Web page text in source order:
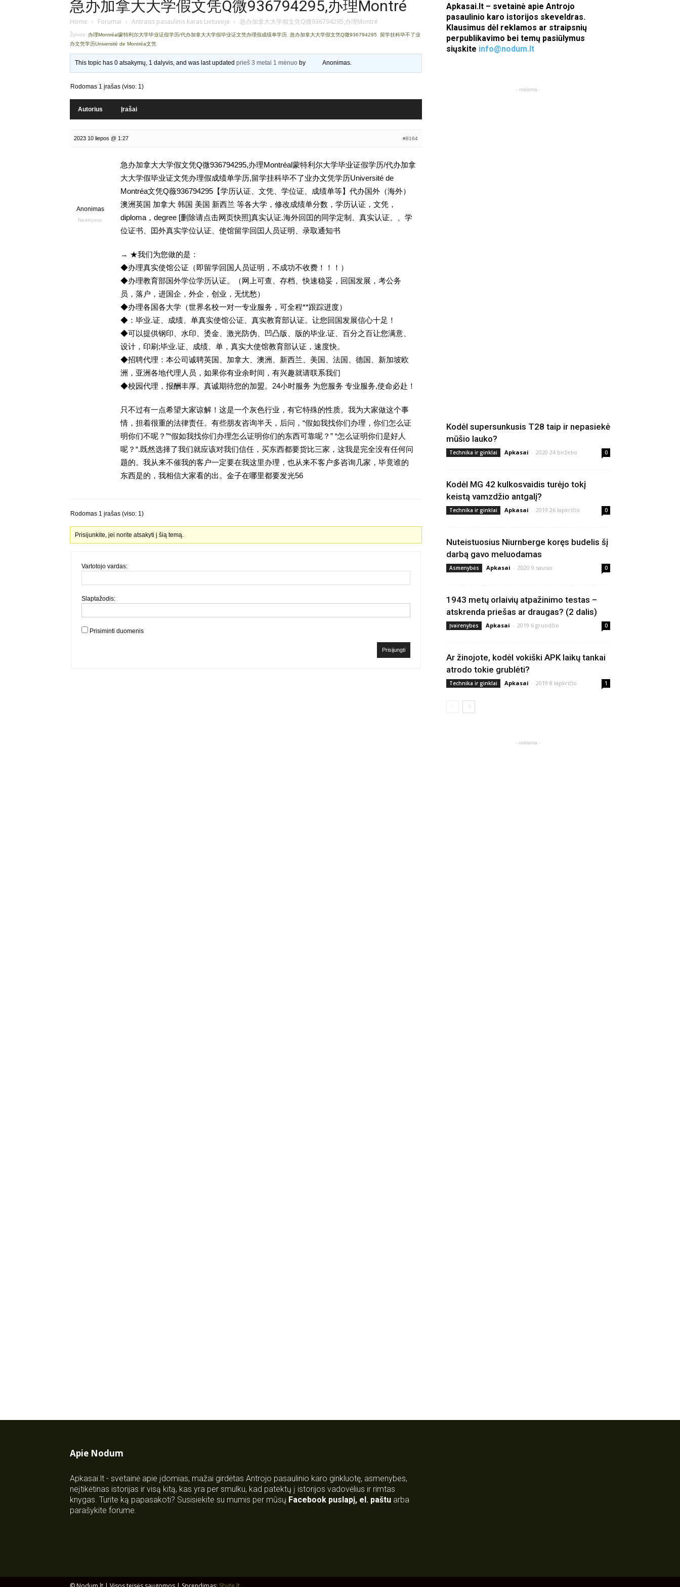
Apkasai.lt
急办加拿大大学假文凭Q微936794295,办理Montré
Home › Forumai › Antrasis pasaulinis karas Lietuvoje › 急办加拿大大学假文凭Q微936794295,办理Montré
Žymos: 办理Montréal蒙特利尔大学毕业证假学历/代办加拿大大学假毕业证文凭办理假成绩单学历 急办加拿大大学假文凭Q微936794295
留学挂科毕不了业
办文凭学历Université de Montréa文凭
This topic has 0 atsakymų, 1 dalyvis, and was last updatedprieš 3 metai 1 mėnuo by Anonimas.
Rodomas 1 įrašas (viso: 1)
Autorius Įrašai
2023 10 liepos @ 1:27 #8164
Anonimas
Neaktyvus
急办加拿大大学假文凭Q微936794295,办理Montréal蒙特利尔大学毕业证假学历/代办加拿
大大学假毕业证文凭办理假成绩单学历,留学挂科毕不了业办文凭学历Université de
Montréa文凭Q薇936794295【学历认证、文凭、学位证、成绩单等】代办国外（海外）
澳洲英国 加拿大 韩国 美国 新西兰 等各大学，修改成绩单分数，学历认证，文凭，
diploma，degree [删除请点击网页快照]真实认证.海外回囯的同学定制、真实认证、、学
位证书、囯外真实学位认证、使馆留学回囯人员证明、录取通知书
→ ★我们为您做的是：
◆办理真实使馆公证（即留学回国人员证明，不成功不收费！！！）
◆办理教育部国外学位学历认证。（网上可查、存档、快速稳妥，回国发展，考公务
员，落户，进国企，外企，创业，无忧愁）
◆办理各国各大学（世界名校一对一专业服务，可全程**跟踪进度）
◆：毕业.证、成绩、单真实使馆公证、真实教育部认证。让您回国发展信心十足！
◆可以提供钢印、水印、烫金、激光防伪、凹凸版、版的毕业.证、百分之百让您满意、
设计，印刷;毕业.证、成绩、单，真实大使馆教育部认证，速度快。
◆招聘代理：本公司诚聘英国、加拿大、澳洲、新西兰、美国、法国、德国、新加坡欧
洲，亚洲各地代理人员，如果你有业余时间，有兴趣就请联系我们
◆校园代理，报酬丰厚。真诚期待您的加盟。24小时服务 为您服务 专业服务,使命必赴！
只不过有一点希望大家谅解！这是一个灰色行业，有它特殊的性质。我为大家做这个事
情，担着很重的法律责任。有些朋友咨询半天，后问，“假如我找你们办理，你们怎么证
明你们不呢？”“假如我找你们办理怎么证明你们的东西可靠呢？” “怎么证明你们是好人
呢？“.既然选择了我们就应该对我们信任，买东西都要货比三家，这我是完全没有任何问
题的。我从来不催我的客户一定要在我这里办理，也从来不客户多咨询几家，毕竟谁的
东西是的，我相信大家看的出。金子在哪里都要发光56
Rodomas 1 įrašas (viso: 1)
Prisijunkite, jei norite atsakyti į šią temą.
Vartotojo vardas:
Slaptažodis:
Prisiminti duomenis
Prisijungti
Apkasai.lt – svetainė apie Antrojo
pasaulinio karo istorijos skeveldras.
Klausimus dėl reklamos ar straipsnių
perpublikavimo bei temų pasiūlymus
siųskite info@nodum.lt
- reklama -
Kodėl supersunkusis T28 taip ir nepasiekė
mūšio lauko?
Technika ir ginklai Apkasai - 2020 24 birželio 0
Kodėl MG 42 kulkosvaidis turėjo tokį
keistą vamzdžio antgalį?
Technika ir ginklai Apkasai - 2019 26 lapkričio 0
Nuteistuosius Niurnberge koręs budelis šį
darbą gavo meluodamas
Asmenybės Apkasai - 2020 9 sausio 0
1943 metų orlaivių atpažinimo testas –
atskrenda priešas ar draugas? (2 dalis)
Įvairenybės Apkasai - 2019 6 gruodžio 0
Ar žinojote, kodėl vokiški APK laikų tankai
atrodo tokie grublėti?
Technika ir ginklai Apkasai - 2019 8 lapkričio 1
- reklama -
Apie Nodum
Apkasai.lt - svetainė apie įdomias, mažai girdėtas Antrojo pasaulinio karo ginkluotę, asmenybes,
neįtikėtinas istorijas ir visą kitą, kas yra per smulku, kad patektų į istorijos vadovėlius ir rimtas
knygas. Turite ką papasakoti? Susisiekite su mumis per mūsų Facebook puslapį, el. paštu arba
parašykite forume.